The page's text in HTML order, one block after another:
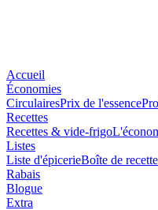
Accueil
Économies
CirculairesPrix de l'essence
Recettes
Recettes & vide-frigo
Listes
Liste d'épicerieBoîte de
Rabais
Blogue
Extra